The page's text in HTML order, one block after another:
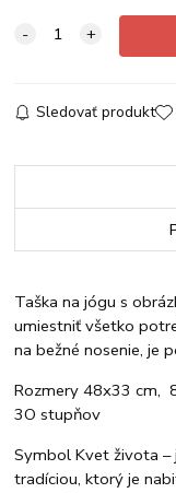
Sledovať produkt
Taška na jógu s
umiestniť všetko
na bežné nosenie, je
Rozmery 48x33 cm,
3O stupňov
Symbol Kvet života
tradíciou, ktorý je